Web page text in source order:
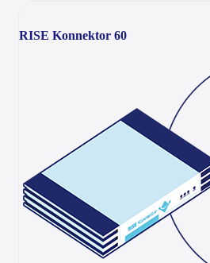
RISE Konnektor 60